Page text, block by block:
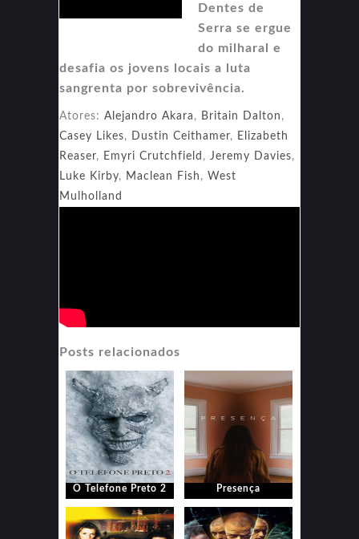
Dentes de
Serra se ergue
do milharal e
desafia os jovens locais a luta
sangrenta por sobrevivência.
Atores: Alejandro Akara , Britain Dalton ,
Casey Likes, Dustin Ceithamer, Elizabeth
Reaser, Emyri Crutchfield , Jeremy Davies,
Luke Kirby, Maclean Fish , West
Mulholland
Posts relacionados
O Telefone Preto 2 Presença